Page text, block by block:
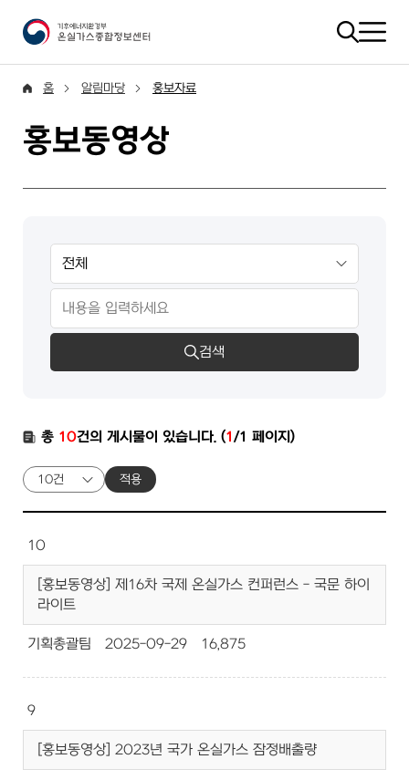
홈 알림마당 홍보자료
홍보동영상
검색
총 10건의 게시물이 있습니다. (1/1 페이지)
적용
10
[홍보동영상] 제16차 국제 온실가스 컨퍼런스 - 국문 하이
라이트
기획총괄팀 2025-09-29 16,875
9
[홍보동영상] 2023년 국가 온실가스 잠정배출량